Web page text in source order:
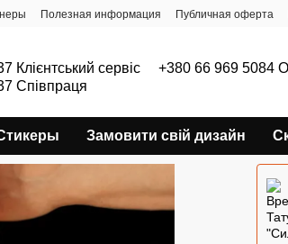
Полезная информация Публичная оферта
Клієнтський сервіс
+380 66 969 5084
Співпраця
Замовити свій дизайн